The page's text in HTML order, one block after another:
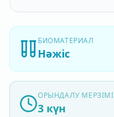
БИОМАТЕРИАЛ
Нәжіс
ОРЫНДАЛУ МЕРЗІМІ
3 күн